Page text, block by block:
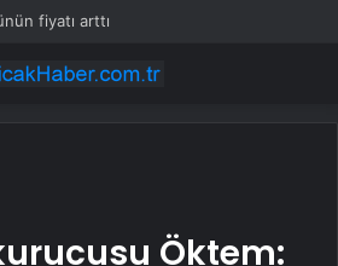
fiyatı arttı
Öktem: